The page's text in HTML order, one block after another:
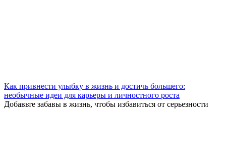
Как привнести улыбку в жизнь и достичь большего:
необычные идеи для карьеры и личностного роста
Добавьте забавы в жизнь, чтобы избавиться от серьезности